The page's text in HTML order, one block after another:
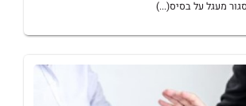
מעגל על בסיס(...)